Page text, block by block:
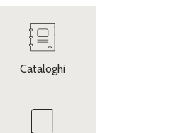
Cataloghi